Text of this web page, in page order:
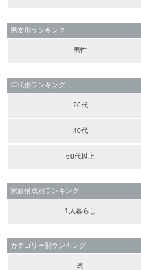
男女別ランキング
男性
年代別ランキング
20代
40代
60代以上
家族構成別ランキング
1人暮らし
カテゴリー別ランキング
肉